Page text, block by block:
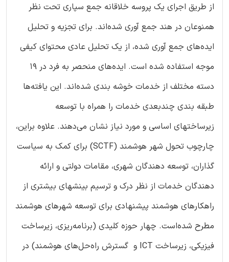
از طریق اجرای یک پروسه خلاقانه جمع سپاری تحت نظر
همنوعان در هند جمع آوری شده‌اند. برای تجزیه و تحلیل
ایده‌های جمع آوری شده، از یک تحلیل عادی محتوای کیفی
موجه استفاده شده است. ایده‌های منحصر به فرد در 19
دسته مختلف از خدمات خوشه بندی شده‌اند. این یافته‌ها
طبقه بندی چندبعدی خدمات را همراه با توسعه
زیرساختهای اساسی و مورد نیاز نشان می‌دهند. علاوه براین،
چارچوب تحول شهر هوشمند (SCTF) برای کمک به سیاست
گذاران، توسعه دهندگان شهری، مقامات دولتی و ارائه
دهندگان خدمات از نظر درک و ترسیم بینشهای بیشتری از
راهکارهای هوشمند پیشنهادی برای توسعه شهرهای هوشمند
مطرح شده‌است. چهار حوزه کلیدی (برنامه‌ریزی، زیرساخت
فیزیکی، زیرساخت ICT و گسترش راه‌حل‌های هوشمند) در